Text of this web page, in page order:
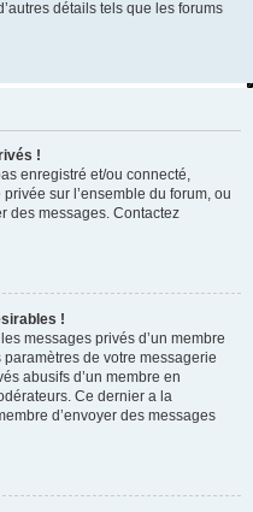
détails tels que les forums
!
enregistré et/ou connecté,
sur l’ensemble du forum, ou
des messages. Contactez
!
messages privés d’un membre
de votre messagerie
abusifs d’un membre en
Ce dernier a la
d’envoyer des messages